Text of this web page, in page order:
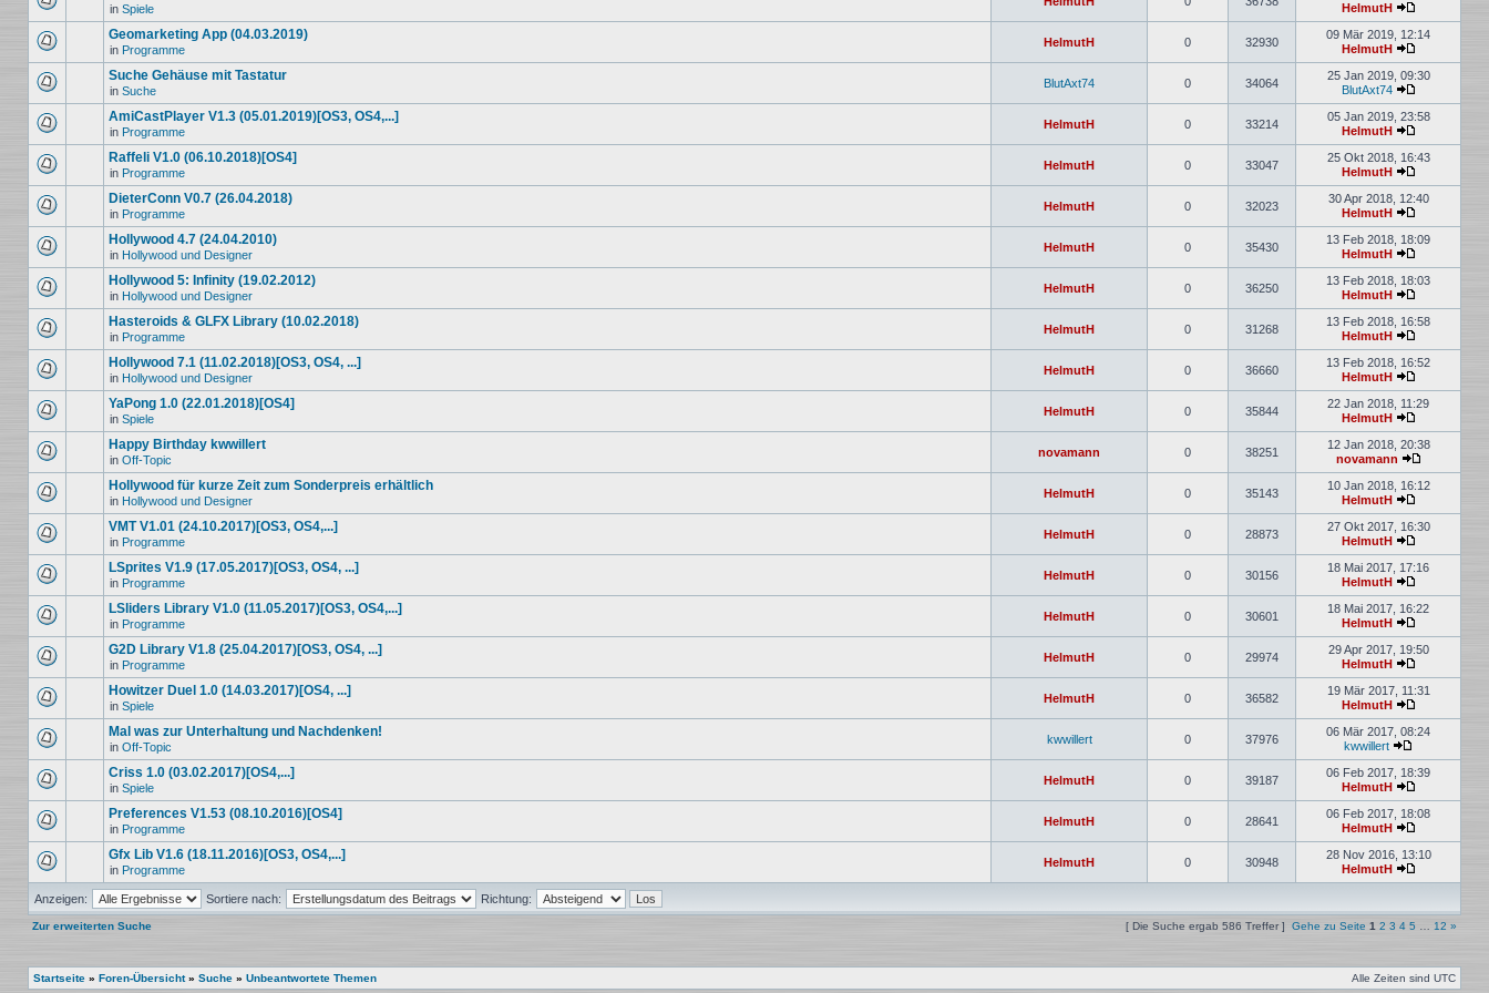
in Spiele HelmutH
Geomarketing App (04.03.2019)
in Programme
HelmutH 0 32930
09 Mär 2019, 12:14
HelmutH
Suche Gehäuse mit Tastatur
in Suche
BlutAxt74 0 34064
25 Jan 2019, 09:30
BlutAxt74
AmiCastPlayer V1.3 (05.01.2019)[OS3, OS4,...]
in Programme
HelmutH 0 33214
05 Jan 2019, 23:58
HelmutH
Raffeli V1.0 (06.10.2018)[OS4]
in Programme
HelmutH 0 33047
25 Okt 2018, 16:43
HelmutH
DieterConn V0.7 (26.04.2018)
in Programme
HelmutH 0 32023
30 Apr 2018, 12:40
HelmutH
Hollywood 4.7 (24.04.2010)
in Hollywood und Designer
HelmutH 0 35430
13 Feb 2018, 18:09
HelmutH
Hollywood 5: Infinity (19.02.2012)
in Hollywood und Designer
HelmutH 0 36250
13 Feb 2018, 18:03
HelmutH
Hasteroids & GLFX Library (10.02.2018)
in Programme
HelmutH 0 31268
13 Feb 2018, 16:58
HelmutH
Hollywood 7.1 (11.02.2018)[OS3, OS4, ...]
in Hollywood und Designer
HelmutH 0 36660
13 Feb 2018, 16:52
HelmutH
YaPong 1.0 (22.01.2018)[OS4]
in Spiele
HelmutH 0 35844
22 Jan 2018, 11:29
HelmutH
Happy Birthday kwwillert
in Off-Topic
novamann 0 38251
12 Jan 2018, 20:38
novamann
Hollywood für kurze Zeit zum Sonderpreis erhältlich
in Hollywood und Designer
HelmutH 0 35143
10 Jan 2018, 16:12
HelmutH
VMT V1.01 (24.10.2017)[OS3, OS4,...]
in Programme
HelmutH 0 28873
27 Okt 2017, 16:30
HelmutH
LSprites V1.9 (17.05.2017)[OS3, OS4, ...]
in Programme
HelmutH 0 30156
18 Mai 2017, 17:16
HelmutH
LSliders Library V1.0 (11.05.2017)[OS3, OS4,...]
in Programme
HelmutH 0 30601
18 Mai 2017, 16:22
HelmutH
G2D Library V1.8 (25.04.2017)[OS3, OS4, ...]
in Programme
HelmutH 0 29974
29 Apr 2017, 19:50
HelmutH
Howitzer Duel 1.0 (14.03.2017)[OS4, ...]
in Spiele
HelmutH 0 36582
19 Mär 2017, 11:31
HelmutH
Mal was zur Unterhaltung und Nachdenken!
in Off-Topic
kwwillert 0 37976
06 Mär 2017, 08:24
kwwillert
Criss 1.0 (03.02.2017)[OS4,...]
in Spiele
HelmutH 0 39187
06 Feb 2017, 18:39
HelmutH
Preferences V1.53 (08.10.2016)[OS4]
in Programme
HelmutH 0 28641
06 Feb 2017, 18:08
HelmutH
Gfx Lib V1.6 (18.11.2016)[OS3, OS4,...]
in Programme
HelmutH 0 30948
28 Nov 2016, 13:10
HelmutH
Anzeigen: Sortiere nach: Richtung:
Zur erweiterten Suche [ Die Suche ergab 586 Treffer ] Gehe zu Seite 1 2 3 4 5 12 »
Startseite » Foren-Übersicht» Suche » Unbeantwortete Themen Alle Zeiten sind UTC